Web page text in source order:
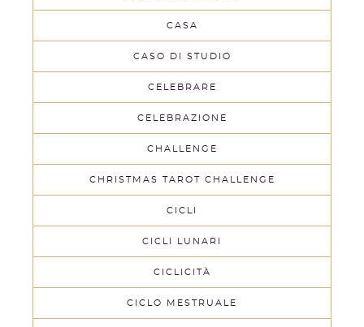
CASA
CASO DI STUDIO
CELEBRARE
CELEBRAZIONE
CHALLENGE
CHRISTMAS TAROT CHALLENGE
CICLI
CICLI LUNARI
CICLICITÀ
CICLO MESTRUALE